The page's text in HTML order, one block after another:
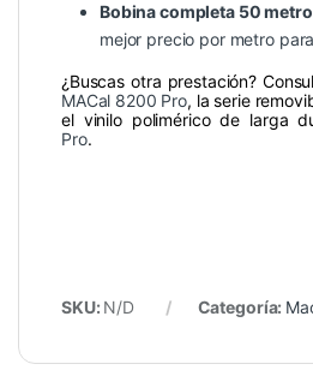
Bobina completa 50
mejor precio por metro
¿Buscas otra prestación?
MACal 8200 Pro, la serie
el vinilo polimérico de larga
Pro.
SKU: N/D Categoría: